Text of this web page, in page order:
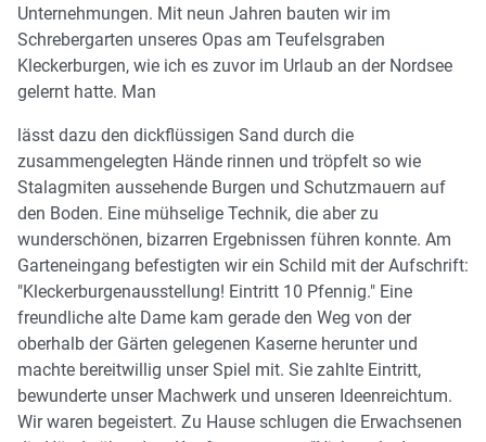
Unternehmungen. Mit neun Jahren bauten wir im
Schrebergarten unseres Opas am Teufelsgraben
Kleckerburgen, wie ich es zuvor im Urlaub an der Nordsee
gelernt hatte. Man
lässt dazu den dickflüssigen Sand durch die
zusammengelegten Hände rinnen und tröpfelt so wie
Stalagmiten aussehende Burgen und Schutzmauern auf
den Boden. Eine mühselige Technik, die aber zu
wunderschönen, bizarren Ergebnissen führen konnte. Am
Garteneingang befestigten wir ein Schild mit der Aufschrift:
"Kleckerburgenausstellung! Eintritt 10 Pfennig." Eine
freundliche alte Dame kam gerade den Weg von der
oberhalb der Gärten gelegenen Kaserne herunter und
machte bereitwillig unser Spiel mit. Sie zahlte Eintritt,
bewunderte unser Machwerk und unseren Ideenreichtum.
Wir waren begeistert. Zu Hause schlugen die Erwachsenen